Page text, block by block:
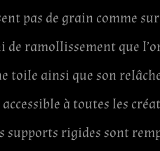
pas de grain comme
de ramollissement que
toile ainsi que son
à toutes les
supports rigides sont